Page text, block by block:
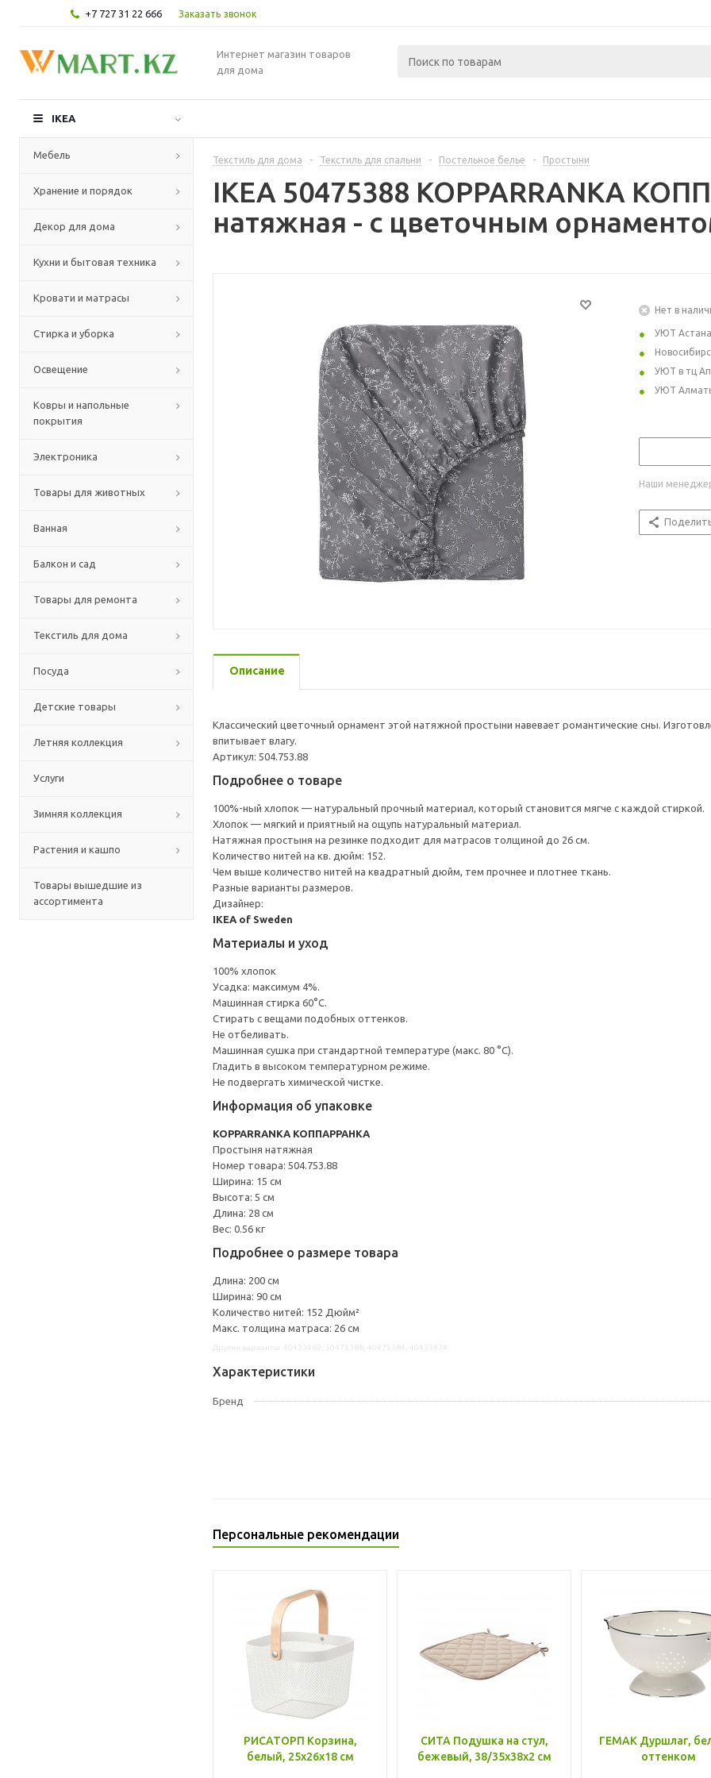
+7 727 31 22 666 Заказать звонок
Интернет магазин товаров
для дома
IKEA
Мебель
Хранение и порядок
Декор для дома
Кухни и бытовая техника
Кровати и матрасы
Стирка и уборка
Освещение
Ковры и напольные
покрытия
Электроника
Товары для животных
Ванная
Балкон и сад
Товары для ремонта
Текстиль для дома
Посуда
Детские товары
Летняя коллекция
Услуги
Зимняя коллекция
Растения и кашпо
Товары вышедшие из
ассортимента
Текстиль для дома - Текстиль для спальни - Постельное белье - Простыни
IKEA 50475388 KOPPARRANKA
натяжная - с цветочным
Нет в
УЮТ Астана
УЮТ в тц
УЮТ
Наши
Описание
Классический цветочный орнамент этой натяжной простыни навевает романтические сны.
впитывает влагу.
Артикул: 504.753.88
Подробнее о товаре
100%-ный хлопок — натуральный прочный материал, который становится мягче с каждой стиркой.
Хлопок — мягкий и приятный на ощупь натуральный материал.
Натяжная простыня на резинке подходит для матрасов толщиной до 26 см.
Количество нитей на кв. дюйм: 152.
Чем выше количество нитей на квадратный дюйм, тем прочнее и плотнее ткань.
Разные варианты размеров.
Дизайнер:
IKEA of Sweden
Материалы и уход
100% хлопок
Усадка: максимум 4%.
Машинная стирка 60°С.
Cтирать с вещами подобных оттенков.
Не отбеливать.
Машинная сушка при стандартной температуре (макс. 80 °C).
Гладить в высоком температурном режиме.
Не подвергать химической чистке.
Информация об упаковке
KOPPARRANKA КОППАРРАНКА
Простыня натяжная
Номер товара: 504.753.88
Ширина: 15 см
Высота: 5 см
Длина: 28 см
Вес: 0.56 кг
Подробнее о размере товара
Длина: 200 см
Ширина: 90 см
Количество нитей: 152 Дюйм²
Макс. толщина матраса: 26 см
Характеристики
Бренд
Персональные рекомендации
РИСАТОРП Корзина,
белый, 25x26x18 см
СИТА Подушка на стул,
бежевый, 38/35x38x2 см
ГЕМАК Дуршлаг,
оттенком